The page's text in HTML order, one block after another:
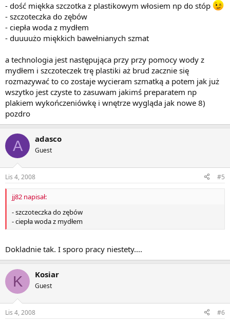
- dość miękka szczotka z plastikowym włosiem np do stóp
- szczoteczka do zębów
- ciepła woda z mydłem
- duuuużo miękkich bawełnianych szmat
a technologia jest następująca przy przy pomocy wody z
mydłem i szczoteczek trę plastiki aż brud zacznie się
rozmazywać to co zostaje wycieram szmatką a potem jak już
wszytko jest czyste to zasuwam jakimś preparatem np
plakiem wykończeniówkę i wnętrze wygląda jak nowe 8)
pozdro
A adasco
Guest
Lis 4, 2008 #5
jj82 napisał:
- szczoteczka do zębów
- ciepła woda z mydłem
Dokladnie tak. I sporo pracy niestety....
K Kosiar
Guest
Lis 4, 2008 #6